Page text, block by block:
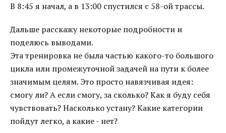
В 8:45 я начал, а в 13:00 спустился с 58-ой трассы.
Дальше расскажу некоторые подробности и
поделюсь выводами.
Эта тренировка не была частью какого-то большого
цикла или промежуточной задачей на пути к более
значимым целям. Это просто навязчивая идея:
смогу ли? А если смогу, за сколько? Как я буду себя
чувствовать? Насколько устану? Какие категории
пойдут легко, а какие - нет?